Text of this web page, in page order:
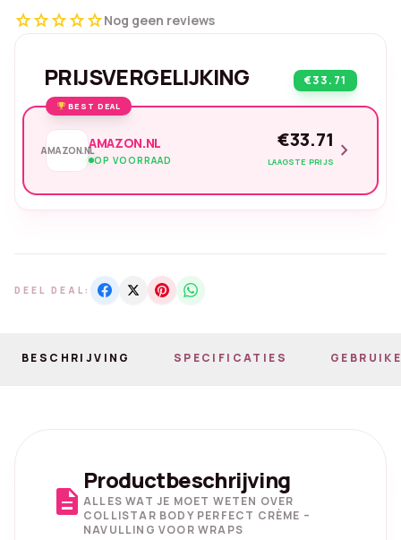
starstarstarstarstarNog geen reviews
PRIJSVERGELIJKING €33.71
BEST DEAL
AMAZON.NLAMAZON.NL
OP VOORRAAD
€33.71
LAAGSTE PRIJS chevron_right
DEEL DEAL:
BESCHRIJVING SPECIFICATIES
description
Productbeschrijving
ALLES WAT JE MOET WETEN OVER
COLLISTAR BODY PERFECT CRÈME –
NAVULLING VOOR WRAPS